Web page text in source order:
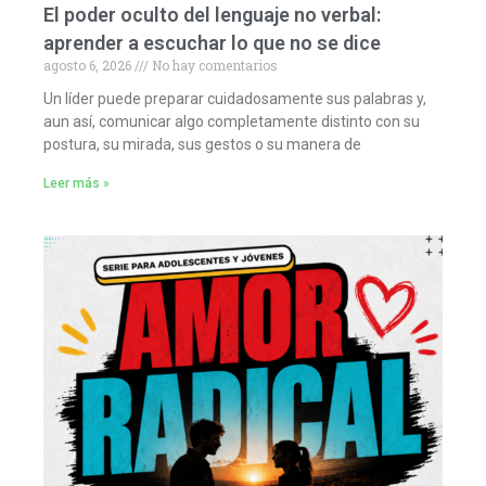
El poder oculto del lenguaje no verbal:
aprender a escuchar lo que no se dice
agosto 6, 2026
No hay comentarios
Un líder puede preparar cuidadosamente sus palabras y,
aun así, comunicar algo completamente distinto con su
postura, su mirada, sus gestos o su manera de
Leer más »